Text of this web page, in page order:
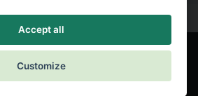
Accept all
Customize